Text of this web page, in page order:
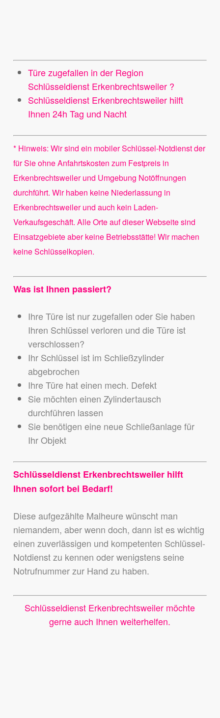
Türe zugefallen in der Region
Schlüsseldienst Erkenbrechtsweiler ?
Schlüsseldienst Erkenbrechtsweiler hilft
Ihnen 24h Tag und Nacht
* Hinweis: Wir sind ein mobiler Schlüssel-Notdienst der
für Sie ohne Anfahrtskosten zum Festpreis in
Erkenbrechtsweiler und Umgebung Notöffnungen
durchführt. Wir haben keine Niederlassung in
Erkenbrechtsweiler und auch kein Laden-
Verkaufsgeschäft. Alle Orte auf dieser Webseite sind
Einsatzgebiete aber keine Betriebsstätte! Wir machen
keine Schlüsselkopien.
Was ist Ihnen passiert?
Ihre Türe ist nur zugefallen oder Sie haben
Ihren Schlüssel verloren und die Türe ist
verschlossen?
Ihr Schlüssel ist im Schließzylinder
abgebrochen
Ihre Türe hat einen mech. Defekt
Sie möchten einen Zylindertausch
durchführen lassen
Sie benötigen eine neue Schließanlage für
Ihr Objekt
Schlüsseldienst Erkenbrechtsweiler hilft
Ihnen sofort bei Bedarf!
Diese aufgezählte Malheure wünscht man
niemandem, aber wenn doch, dann ist es wichtig
einen zuverlässigen und kompetenten Schlüssel-
Notdienst zu kennen oder wenigstens seine
Notrufnummer zur Hand zu haben.
Schlüsseldienst Erkenbrechtsweiler möchte
gerne auch Ihnen weiterhelfen.